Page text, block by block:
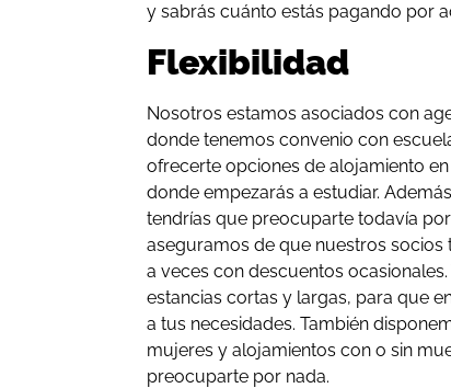
y sabrás cuánto estás pagando por
Flexibilidad
Nosotros estamos asociados con
donde tenemos convenio con
ofrecerte opciones de alojamiento
donde empezarás a estudiar.
tendrías que preocuparte todavía
aseguramos de que nuestros
a veces con descuentos
estancias cortas y largas, para que
a tus necesidades. También
mujeres y alojamientos con o sin
preocuparte por nada.